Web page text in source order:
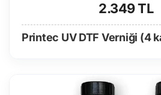
2.349 TL
Printec UV DTF Verniği (4